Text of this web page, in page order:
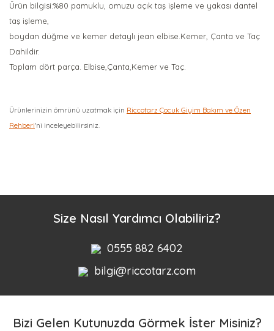
Ürün bilgisi:%80 pamuklu, omuzu açık taş işleme ve yakası dantel
taş işleme,
boydan düğme ve kemer detaylı jean elbise.Kemer, Çanta ve Taç
Dahildir.
Toplam dört parça. Elbise,Çanta,Kemer ve Taç.
Ürünlerinizin ömrünü uzatmak için Riccotarz Çocuk Giyim Bakım ve Özen
Rehberi'ni inceleyebilirsiniz.
Size Nasıl Yardımcı Olabiliriz?
0555 882 6402
bilgi@riccotarz.com
Bizi Gelen Kutunuzda Görmek İster Misiniz?